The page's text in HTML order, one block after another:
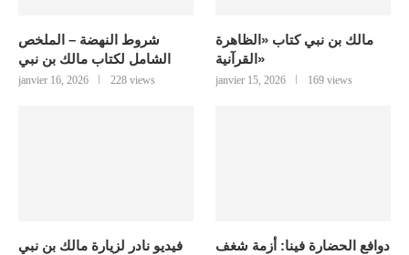
شروط النهضة – الملخص
الشامل لكتاب مالك بن نبي
janvier 16, 2026 228 views
مالك بن نبي كتاب «الظاهرة
القرآنية»
janvier 15, 2026 169 views
فيديو نادر لزيارة مالك بن نبي
دوافع الحضارة فينا: أزمة شغف